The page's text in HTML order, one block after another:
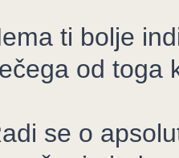
ti bolje
od toga
se o